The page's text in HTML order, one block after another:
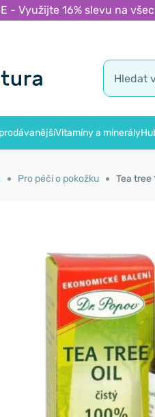
- Využijte 16% slevu na
Vitamíny a minerály
Pro péči o pokožku Tea tree